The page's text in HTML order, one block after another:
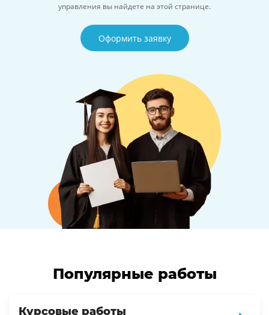
управления вы найдете на этой странице.
Оформить заявку
Популярные работы
Курсовые работы